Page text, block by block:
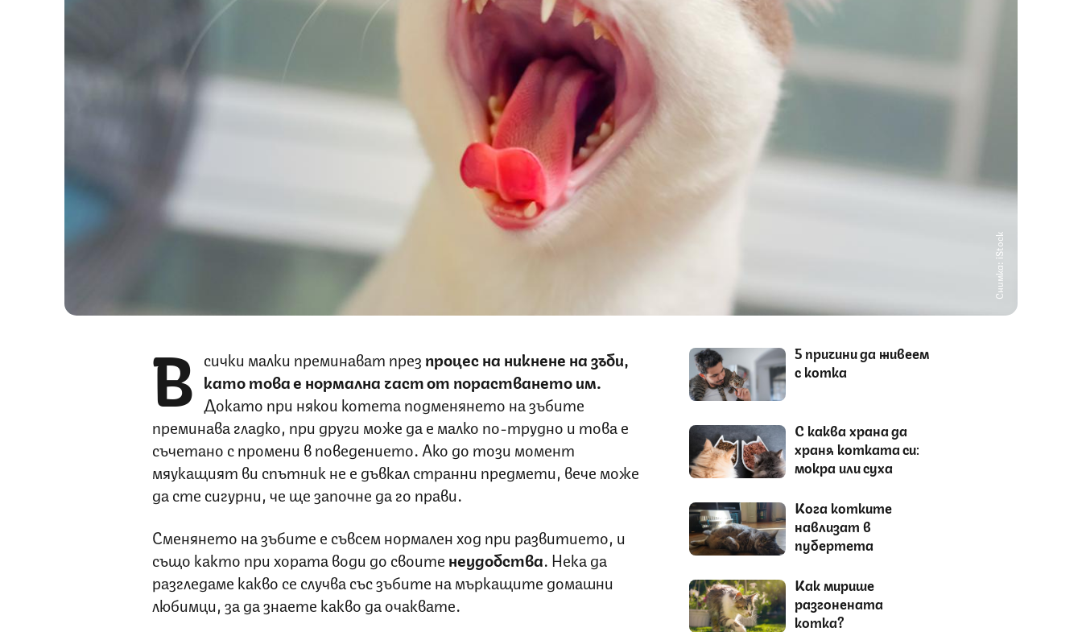
Снимка: iStock
В сички малки преминават през процес на никнене на зъби,
като това е нормална част от порастването им.
Докато при някои котета подменянето на зъбите
преминава гладко, при други може да е малко по-трудно и това е
съчетано с промени в поведението. Ако до този момент
мяукащият ви спътник не е дъвкал странни предмети, вече може
да сте сигурни, че ще започне да го прави.
Сменянето на зъбите е съвсем нормален ход при развитието, и
също както при хората води до своите неудобства. Нека да
разгледаме какво се случва със зъбите на мъркащите домашни
любимци, за да знаете какво да очаквате.
5 причини да живеем
с котка
С каква храна да
храня котката си:
мокра или суха
Кога котките
навлизат в
пубертета
Как мирише
разгонената
котка?